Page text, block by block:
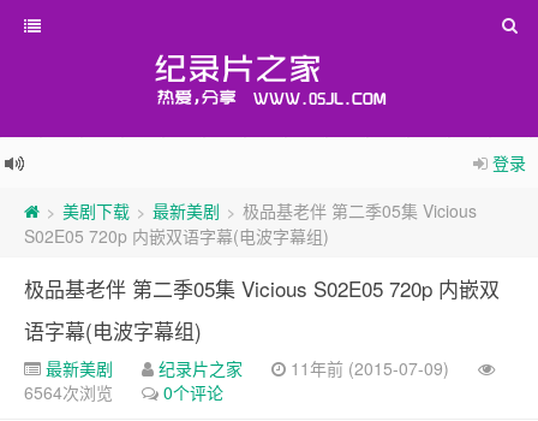
登录
> 美剧下载 > 最新美剧 > 极品基老伴 第二季05集 Vicious
S02E05 720p 内嵌双语字幕(电波字幕组)
极品基老伴 第二季05集 Vicious S02E05 720p 内嵌双
语字幕(电波字幕组)
最新美剧 纪录片之家
11年前 (2015-07-09)
6564次浏览
0个评论